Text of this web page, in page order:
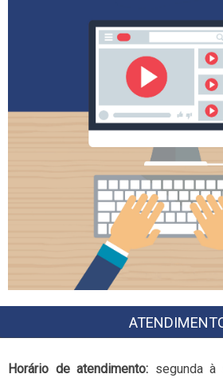
Horário de atendimento: segunda à